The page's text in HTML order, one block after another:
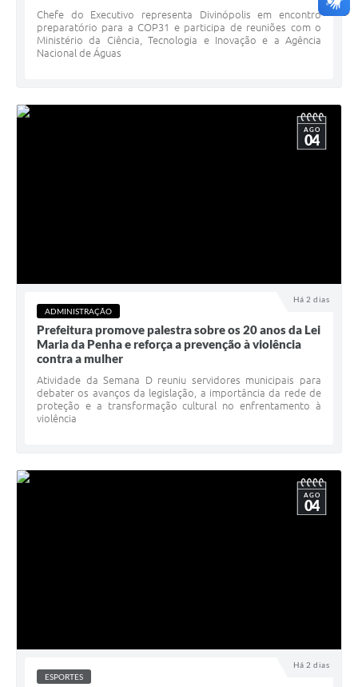
Chefe do Executivo representa Divinópolis em encontro
preparatório para a COP31 e participa de reuniões com o
Ministério da Ciência, Tecnologia e Inovação e a Agência
Nacional de Águas
Há 2 dias
AGO
04
ADMINISTRAÇÃO
Prefeitura promove palestra sobre os 20 anos da Lei
Maria da Penha e reforça a prevenção à violência
contra a mulher
Atividade da Semana D reuniu servidores municipais para
debater os avanços da legislação, a importância da rede de
proteção e a transformação cultural no enfrentamento à
violência
Há 2 dias
AGO
04
ESPORTES